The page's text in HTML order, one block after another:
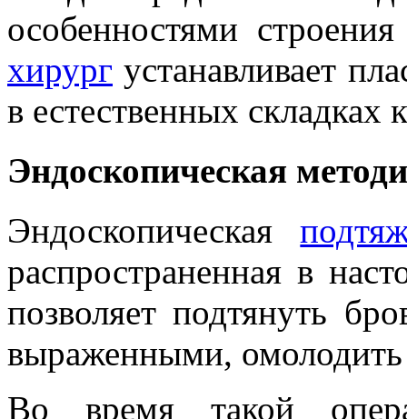
особенностями
хирург устанавливает
в естественных складках
Эндоскопическая
Эндоскопическая
распространенная в
позволяет подтянуть
выраженными,
Во время такой